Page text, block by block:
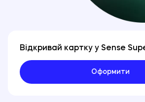
Відкривай картку у Sense
Оформити